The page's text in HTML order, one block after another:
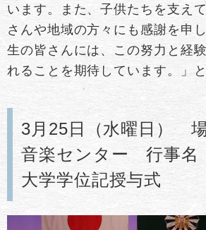
います。また、子供たちを支え
さんや地域の方々にも感謝を申
生の皆さんには、この努力と経
れることを期待しています。」
3月25日（水曜日）
音楽センター 行事名
大学学位記授与式